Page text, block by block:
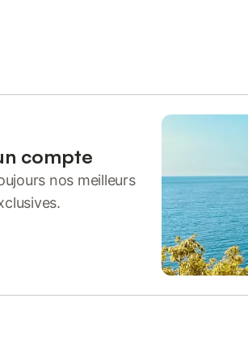
compte
nos meilleurs